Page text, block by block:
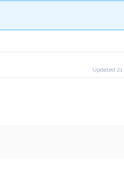
Updated